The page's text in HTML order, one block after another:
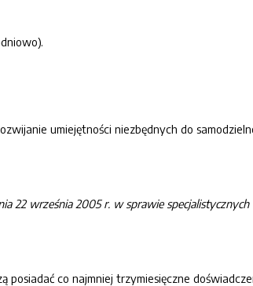
umiejętności niezbędnych do
22 września 2005r. w sprawie specjalistycznych
posiadać co najmniej trzymiesięczne